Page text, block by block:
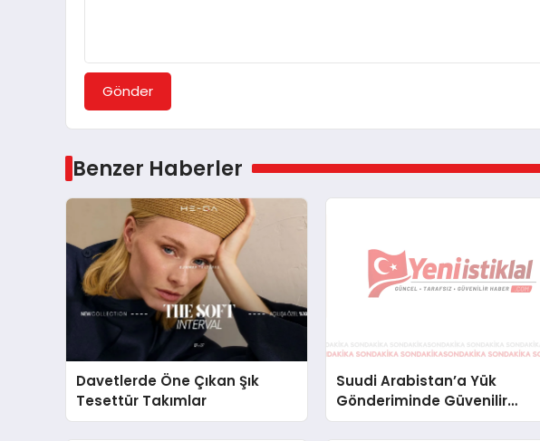
Gönder
Benzer Haberler
Davetlerde Öne Çıkan Şık
Tesettür Takımlar
Suudi Arabistan’a Yük
Gönderiminde Güvenilir
Lojistik ve Nakliye Çözümleri